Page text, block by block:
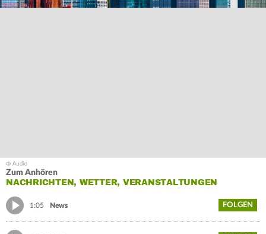
Zum Anhören
NACHRICHTEN, WETTER, VERANSTALTUNGEN
1:05 News FOLGEN